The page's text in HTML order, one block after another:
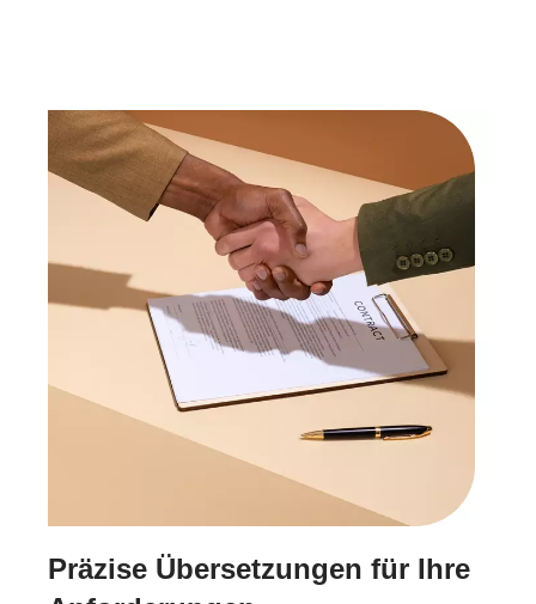
Präzise Übersetzungen für Ihre